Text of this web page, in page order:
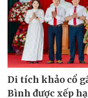
Di tích khảo cổ
Bình được xếp